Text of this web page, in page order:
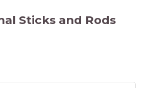
Sticks and Rods